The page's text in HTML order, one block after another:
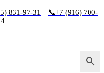
831-97-31
📞+7 (916) 700-